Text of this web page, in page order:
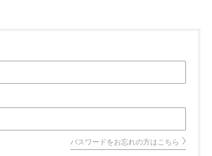
パスワードをお忘れの方はこちら